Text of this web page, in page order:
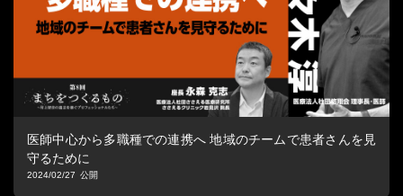
医師中心から多職種での連携へ 地域のチームで患者さんを見
守るために
2024/02/27